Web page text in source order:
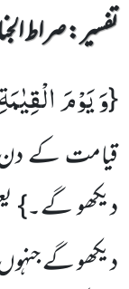
تفسیر : ‎صراط الجنان
{وَ یَوْمَ
قیامت کے
دیکھو گے۔}
دیکھو گے